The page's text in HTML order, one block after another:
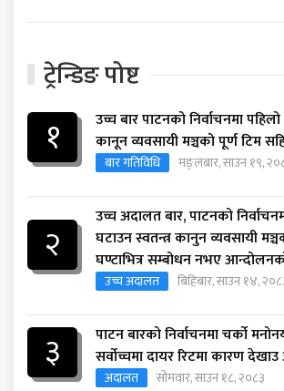
ट्रेन्डिङ पोष्ट
१
उच्च बार पाटनको निर्वाचनमा
कानून व्यवसायी मञ्चको पूर्ण टिम
बार गतिविधि मङ्लबार, साउन १९,
२
उच्च अदालत बार, पाटनको
घटाउन स्वतन्त्र कानुन व्यवसायी
घण्टाभित्र सम्बोधन नभए
उच्च अदालत बिहिबार, साउन १४,
३
पाटन बारको निर्वाचनमा चर्को
सर्वोच्चमा दायर रिटमा कारण
अदालत सोमवार, साउन १८, २०८३